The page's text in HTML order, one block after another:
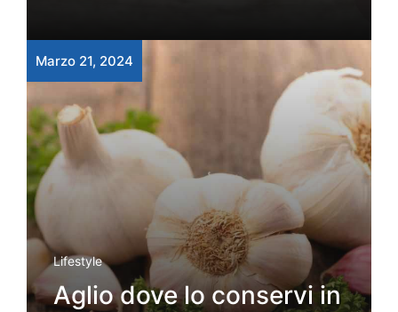
Marzo 21, 2024
Lifestyle
Aglio dove lo conservi in